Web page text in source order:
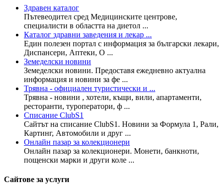
Здравен каталог
Пътевеодител сред Медицинските центрове,
специалисти в областта на диетол ...
Каталог здравни заведения и лекар ...
Един полезен портал с информация за български лекари,
Диспансери, Аптеки, О ...
Земеделски новини
Земеделски новини. Предоставя ежедневно актуална
информация и новини за фе ...
Трявна - официален туристически и ...
Трявна - новини , хотели, къщи, вили, апартаменти,
ресторанти, туроператори, ф ...
Списание ClubS1
Сайтът на списание ClubS1. Новини за Формула 1, Рали,
Картинг, Автомобили и друг ...
Онлайн пазар за колекционери
Онлайн пазар за колекционери. Монети, банкноти,
пощенски марки и други коле ...
Сайтове за услуги